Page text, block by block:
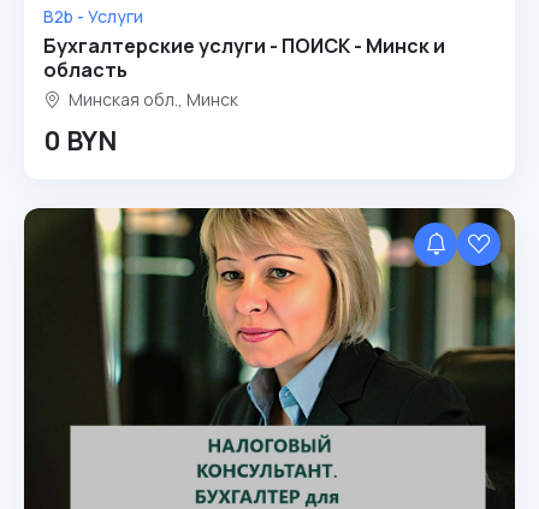
B2b - Услуги
Бухгалтерские услуги - ПОИСК - Минск и
область
Минская обл., Минск
0 BYN